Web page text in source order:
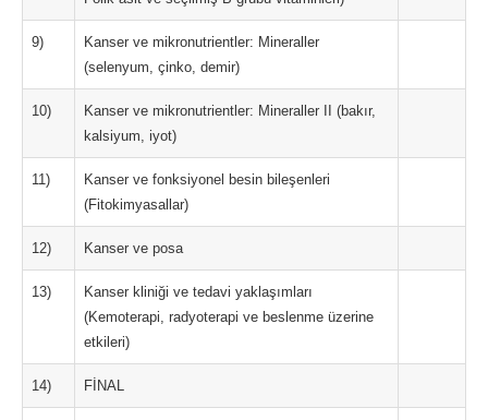
9)
Kanser ve mikronutrientler: Mineraller
(selenyum, çinko, demir)
10)
Kanser ve mikronutrientler: Mineraller II (bakır,
kalsiyum, iyot)
11)
Kanser ve fonksiyonel besin bileşenleri
(Fitokimyasallar)
12) Kanser ve posa
13)
Kanser kliniği ve tedavi yaklaşımları
(Kemoterapi, radyoterapi ve beslenme üzerine
etkileri)
14) FİNAL